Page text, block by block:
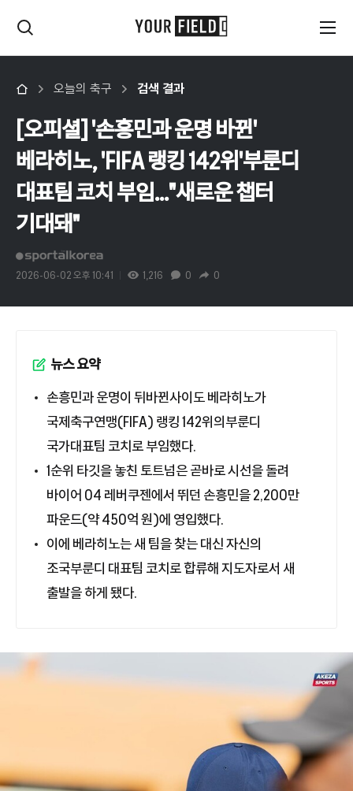
오늘의 축구 검색 결과
[오피셜] '손흥민과 운명 바뀐'
베라히노, 'FIFA 랭킹 142위'부룬디
대표팀 코치 부임..."새로운 챕터
기대돼"
2026-06-02 오후 10:41 1,216 0 0
뉴스 요약
손흥민과 운명이 뒤바뀐사이도 베라히노가
국제축구연맹(FIFA) 랭킹 142위의부룬디
국가대표팀 코치로 부임했다.
1순위 타깃을 놓친 토트넘은 곧바로 시선을 돌려
바이어 04 레버쿠젠에서 뛰던 손흥민을 2,200만
파운드(약 450억 원)에 영입했다.
이에 베라히노는 새 팀을 찾는 대신 자신의
조국부룬디 대표팀 코치로 합류해 지도자로서 새
출발을 하게 됐다.